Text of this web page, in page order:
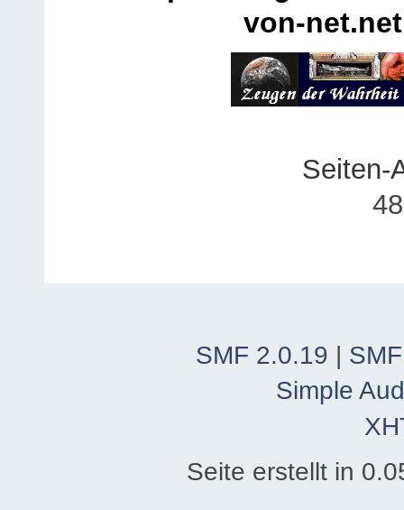
von-net.net
Seiten-
SMF 2.0.19 |
Simple
Seite erstellt in